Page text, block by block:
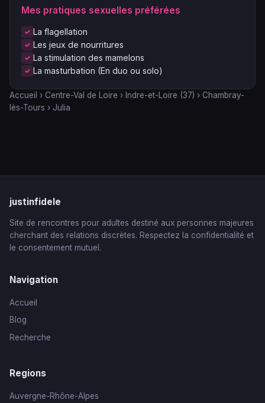
Accueil › Centre-Val de Loire › Indre-et-Loire (37) › Chambray-
lès-Tours › Julia
Mes pratiques sexuelles préférées
La flagellation
Les jeux de nourritures
La stimulation des mamelons
La masturbation (En duo ou solo)
justinfidele
Site de rencontres pour adultes destiné aux personnes majeures
cherchant des relations discrètes. Respectez la confidentialité et
le consentement mutuel.
Navigation
Accueil
Blog
Recherche
Regions
Auvergne-Rhône-Alpes